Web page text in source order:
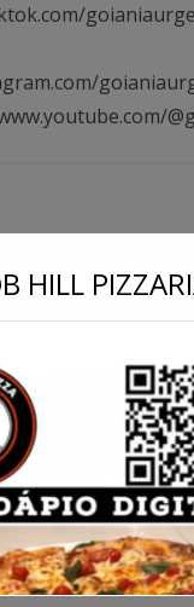
celular
pacote de café
2023
HILL